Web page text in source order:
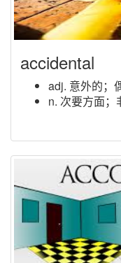
accidental
adj. 意外的；
n. 次要方面；